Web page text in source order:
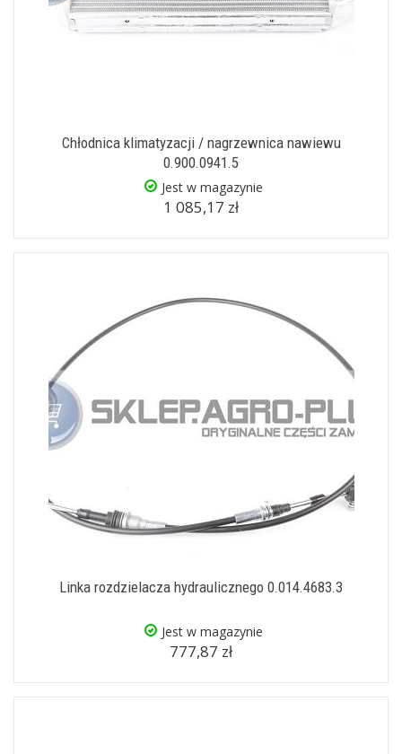
Chłodnica klimatyzacji / nagrzewnica nawiewu
0.900.0941.5
Jest w magazynie
1 085,17 zł
Linka rozdzielacza hydraulicznego 0.014.4683.3
Jest w magazynie
777,87 zł